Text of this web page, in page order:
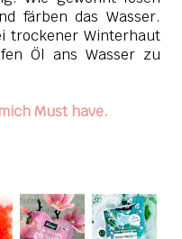
färben das Wasser.
trockener Winterhaut
Öl ans Wasser zu
Must have.